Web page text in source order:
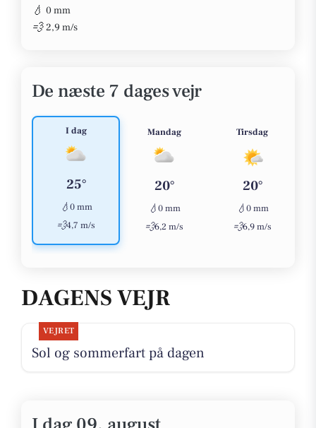
💧 0 mm
💨 2,9 m/s
De næste 7 dages vejr
I dag
25°
💧0 mm
💨4,7 m/s
Mandag
20°
💧0 mm
💨6,2 m/s
Tirsdag
20°
💧0 mm
💨6,9 m/s
DAGENS VEJR
VEJRET
Sol og sommerfart på dagen